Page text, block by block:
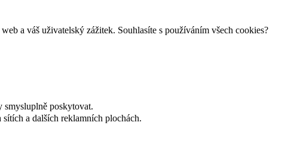
a váš uživatelský zážitek. Souhlasíte s používáním všech cookies?
smysluplně poskytovat.
a dalších reklamních plochách.